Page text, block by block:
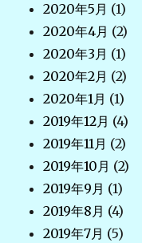
2020年5月 (1)
2020年4月 (2)
2020年3月 (1)
2020年2月 (2)
2020年1月 (1)
2019年12月 (4)
2019年11月 (2)
2019年10月 (2)
2019年9月 (1)
2019年8月 (4)
2019年7月 (5)